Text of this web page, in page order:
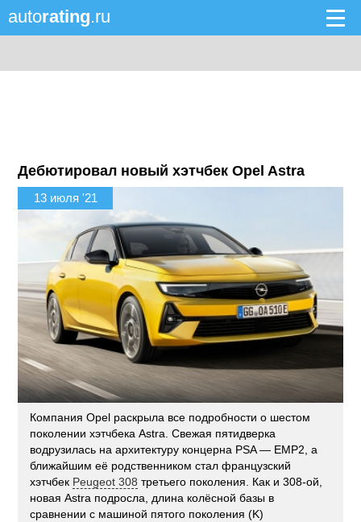
autorating.ru
Дебютировал новый хэтчбек Opel Astra
13 июля '21
Компания Opel раскрыла все подробности о шестом
поколении хэтчбека Astra. Свежая пятидверка
водрузилась на архитектуру концерна PSA — EMP2, а
ближайшим её родственником стал французский
хэтчбек Peugeot 308 третьего поколения. Как и 308-ой,
новая Astra подросла, длина колёсной базы в
сравнении с машиной пятого поколения (K)